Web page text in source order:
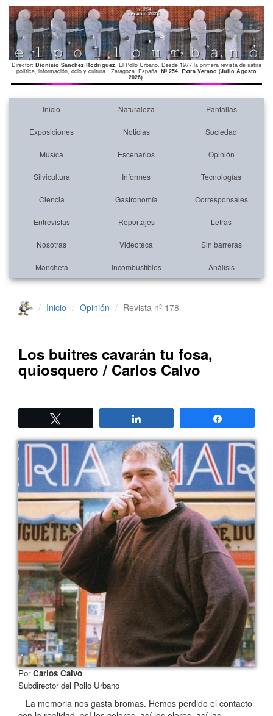
Director: Dionisio Sánchez Rodríguez. El Pollo Urbano. Desde 1977 la primera revista de sátira
política, información, ocio y cultura . Zaragoza. España. Nº 254. Extra Verano (Julio Agosto
2026).
Inicio Naturaleza Pantallas
Exposiciones Noticias Sociedad
Música Escenarios Opinión
Silvicultura Informes Tecnologías
Ciencia Gastronomía Corresponsales
Entrevistas Reportajes Letras
Nosotras Videoteca Sin barreras
Mancheta Incombustibles Análisis
Inicio Opinión Revista nº 178
Los buitres cavarán tu fosa,
quiosquero / Carlos Calvo
PorCarlos Calvo
Subdirector del Pollo Urbano
La memoria nos gasta bromas. Hemos perdido el contacto